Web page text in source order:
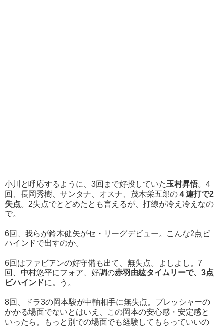
小川と呼応するように、3回まで好投していた玉村昇悟。4
回、長岡秀樹、サンタナ、オスナ、茂木栄五郎の４連打で2
失点。2失点でとどめたとも言えるが、打線が冷え冷えなの
で。
6回、我らが鈴木健矢がセ・リーグデビュー。こんな2点ビ
ハインドで出すのか。
6回はファビアンの好守備も出て、無失点。よしよし。7
回、中村悠平にフォア、好調の赤羽由紘タイムリーで、3点
ビハインドに。う。
8回、ドラ3の岡本駿が中軸相手に無失点。プレッシャーの
かかる場面でないとはいえ、この岡本の安心感・安定感と
いったら。もっと別での場面でも経験してもらっていいの